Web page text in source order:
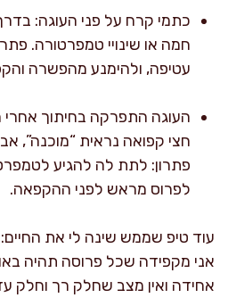
כתמי קרח על פני העוגה:
חמה או שינויי טמפרטורה.
עטיפה, ולהימנע מהפשרה
העוגה התפרקה בחיתוך
חצי קפואה נראית “מוכנה”,
פתרון: לתת לה להגיע
לפרוס מראש לפני ההקפאה.
עוד טיפ שממש שינה לי את
אני מקפידה שכל פרוסה תהיה
אחידה ואין מצב שחלק רך וחלק